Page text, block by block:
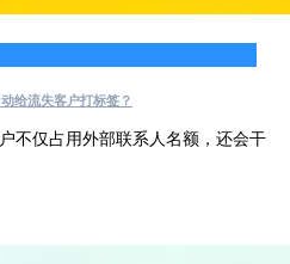
给流失客户打标签？
不仅占用外部联系人名额，还会干